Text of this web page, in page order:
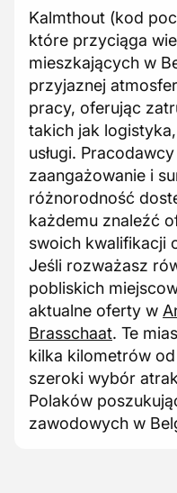
Kalmthout (kod
które przyciąga
mieszkających w
przyjaznej
pracy, oferując
takich jak
usługi.
zaangażowanie i
różnorodność
każdemu znaleźć
swoich kwalifikacji
Jeśli rozważasz
pobliskich
aktualne oferty w
Brasschaat. Te
kilka kilometrów
szeroki wybór
Polaków
zawodowych w